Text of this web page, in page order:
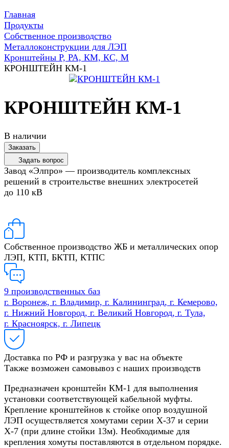
Главная
Продукты
Собственное производство
Металлоконструкции для ЛЭП
Кронштейны Р, РА, КМ, КС, М
КРОНШТЕЙН КМ-1
КРОНШТЕЙН КМ-1
В наличии
Заказать
Задать вопрос
Завод «Элпро» — производитель комплексных
решений в строительстве внешних электросетей
до 110 кВ
Собственное производство ЖБ и металлических опор
ЛЭП, КТП, БКТП, КТПС
9 производственных баз
г. Воронеж, г. Владимир, г. Калининград, г. Кемерово,
г. Нижний Новгород, г. Великий Новгород, г. Тула,
г. Красноярск, г. Липецк
Доставка по РФ и разгрузка у вас на объекте
Также возможен самовывоз с наших производств
Предназначен кронштейн КМ-1 для выполнения
установки соответствующей кабельной муфты.
Крепление кронштейнов к стойке опор воздушной
ЛЭП осуществляется хомутами серии Х-37 и серии
Х-7 (при длине стойки 13м). Необходимые для
крепления хомуты поставляются в отдельном порядке.